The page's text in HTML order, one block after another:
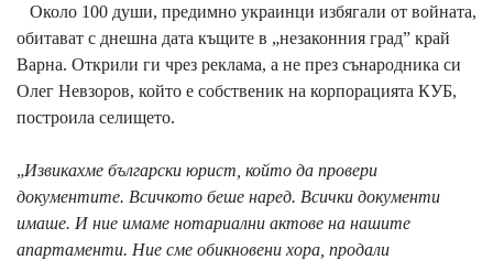
Около 100 души, предимно украинци избягали от войната,
обитават с днешна дата къщите в „незаконния град” край
Варна. Открили ги чрез реклама, а не през сънародника си
Олег Невзоров, който е собственик на корпорацията КУБ,
построила селището.
„Извикахме български юрист, който да провери
документите. Всичкото беше наред. Всички документи
имаше. И ние имаме нотариални актове на нашите
апартаменти. Ние сме обикновени хора, продали